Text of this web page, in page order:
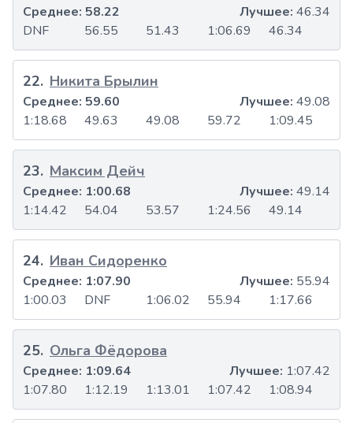
DNF 56.55 51.43 1:06.69 46.34
Среднее: 58.22 Лучшее: 46.34
22. Никита Брылин
1:18.68 49.63 49.08 59.72 1:09.45
Среднее: 59.60 Лучшее: 49.08
23. Максим Дейч
1:14.42 54.04 53.57 1:24.56 49.14
Среднее: 1:00.68 Лучшее: 49.14
24. Иван Сидоренко
1:00.03 DNF 1:06.02 55.94 1:17.66
Среднее: 1:07.90 Лучшее: 55.94
25. Ольга Фёдорова
1:07.80 1:12.19 1:13.01 1:07.42 1:08.94
Среднее: 1:09.64 Лучшее: 1:07.42